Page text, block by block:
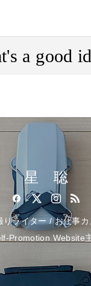
a good
星 聡
りライター / お仕事カ
Promotion Website